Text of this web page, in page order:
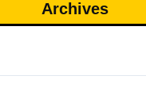
Archives